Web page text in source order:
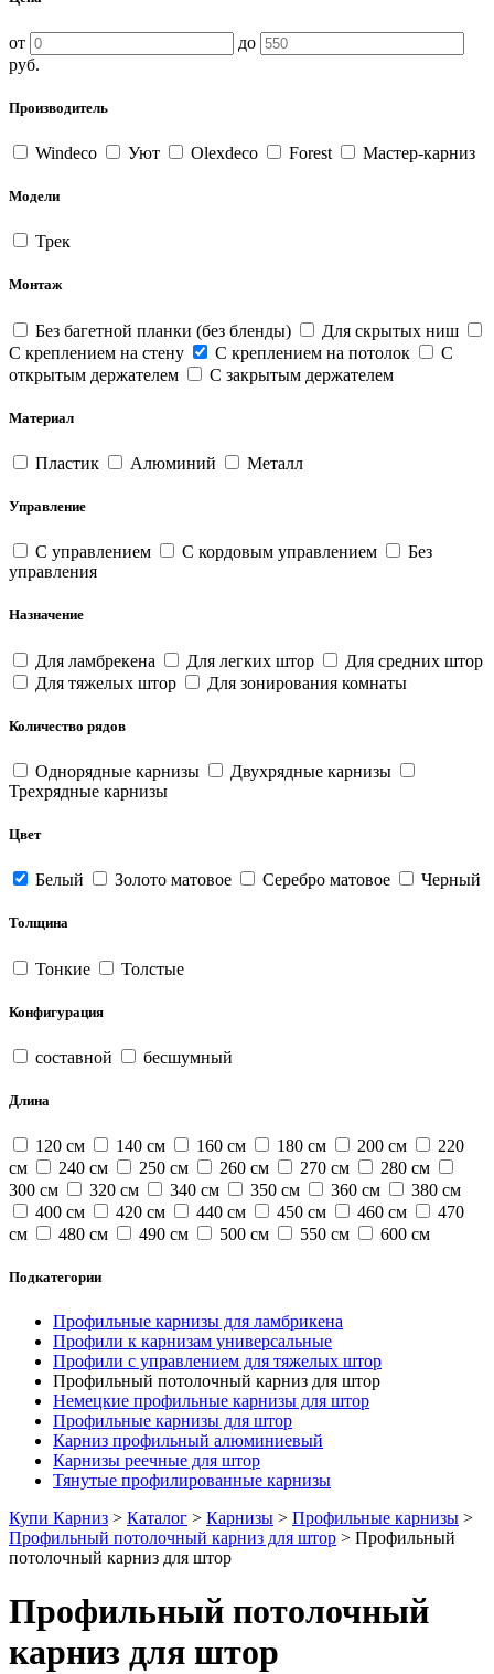
от
до
руб.
Производитель
Windeco Уют Olexdeco Forest Мастер-карниз
Модели
Трек
Монтаж
Без багетной планки (без бленды)
Для скрытых ниш
С креплением на стену
С креплением на потолок
С
открытым держателем
С закрытым держателем
Материал
Пластик Алюминий Металл
Управление
С управлением С кордовым управлением
Без
управления
Назначение
Для ламбрекена Для легких штор
Для средних штор
Для тяжелых штор
Для зонирования комнаты
Количество рядов
Однорядные карнизы
Двухрядные карнизы
Трехрядные карнизы
Цвет
Белый Золото матовое Серебро матовое Черный
Толщина
Тонкие Толстые
Конфигурация
составной бесшумный
Длина
120 см 140 см 160 см 180 см 200 см
220
см
240 см 250 см 260 см 270 см
280 см
300 см
320 см 340 см 350 см 360 см
380 см
400 см
420 см 440 см 450 см 460 см
470
см
480 см 490 см 500 см 550 см 600 см
Подкатегории
Профильные карнизы для ламбрикена
Профили к карнизам универсальные
Профили с управлением для тяжелых штор
Профильный потолочный карниз для штор
Немецкие профильные карнизы для штор
Профильные карнизы для штор
Карниз профильный алюминиевый
Карнизы реечные для штор
Тянутые профилированные карнизы
Купи Карниз > Каталог > Карнизы > Профильные карнизы >
Профильный потолочный карниз для штор > Профильный
потолочный карниз для штор
Профильный потолочный
карниз для штор